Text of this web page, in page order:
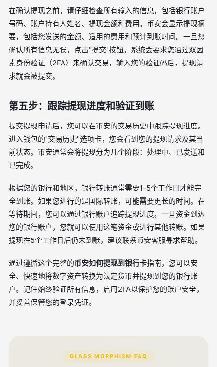
在确认提现之前，请仔细检查所有输入的信息，包括银行账户
号码、账户持有人姓名、提现金额和费用。币安会显示提现摘
要，包括您发送的金额、适用的费用和预计到账时间。一旦您
确认所有信息无误，点击"提交"按钮。系统会要求您通过双因
素身份验证（2FA）来确认交易，输入您的验证码后，提现请
求就会被提交。
第五步：跟踪提现进度和验证到账
提交提现申请后，您可以在币安的交易历史中跟踪提现进度。
进入钱包的"交易历史"选项卡，您会看到您的提现请求及其当
前状态。币安通常会将提现分为几个阶段：处理中、已发送和
已完成。
根据您的银行和地区，银行转账通常需要1-5个工作日才能完
全到账。如果您进行的是国际转账，可能需要更长的时间。在
等待期间，您可以通过银行账户追踪提现进度。一旦资金到达
您的银行账户，您就可以使用这笔资金或进行其他转账。如果
提现在5个工作日后仍未到账，建议联系币安客服寻求帮助。
通过遵循这个完整的币安如何提现到银行卡指南，您可以安
全、快速地将数字资产转换为法定货币并提现到您的银行账
户。记住始终验证所有信息，启用2FA以保护您的账户安全，
并妥善保管您的登录凭证。
GLASS MORPHISM FAQ